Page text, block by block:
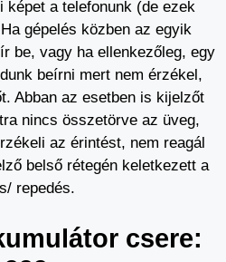
képet a telefonunk (de ezek
gépelés közben az egyik
be, vagy ha ellenkezőleg, egy
beírni mert nem érzékel,
Abban az esetben is kijelzőt
nincs összetörve az üveg,
az érintést, nem reagál
belső rétegén keletkezett a
repedés.
csere: